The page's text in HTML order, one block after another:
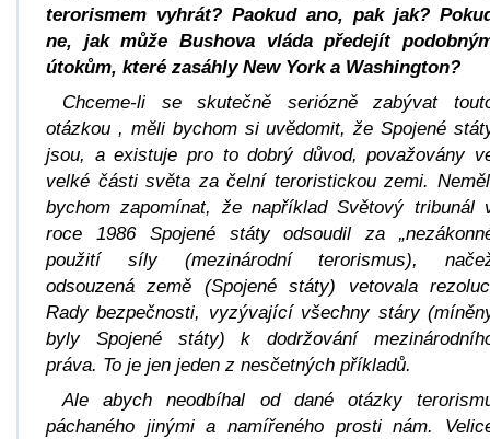
terorismem vyhrát? Paokud ano, pak jak?
ne, jak může Bushova vláda předejít
útokům, které zasáhly New York a Washington?
Chceme-li se skutečně seriózně zabývat
otázkou , měli bychom si uvědomit, že Spojené
jsou, a existuje pro to dobrý důvod, považovány
velké části světa za čelní teroristickou zemi.
bychom zapomínat, že například Světový tribunál
roce 1986 Spojené státy odsoudil za
použití síly (mezinárodní terorismus),
odsouzená země (Spojené státy) vetovala
Rady bezpečnosti, vyzývající všechny stáry
byly Spojené státy) k dodržování
práva. To je jen jeden z nesčetných příkladů.
Ale abych neodbíhal od dané otázky
páchaného jinými a namířeného prosti nám.